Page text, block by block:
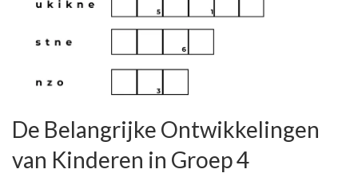
De Belangrijke Ontwikkelingen
van Kinderen in Groep 4